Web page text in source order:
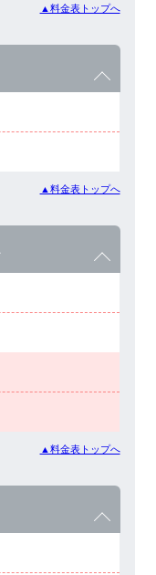
▲料金表トップへ
▲料金表トップへ
▲料金表トップへ